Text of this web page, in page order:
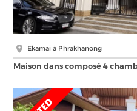
Ekamai à Phrakhanong
Maison dans composé 4